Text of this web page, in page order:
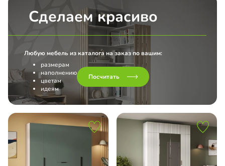
Firmax
L Hettich
двери
Сделаем красиво
Любую мебель из каталога на заказ по вашим:
размерам
наполнению
цветам
идеям
Посчитать